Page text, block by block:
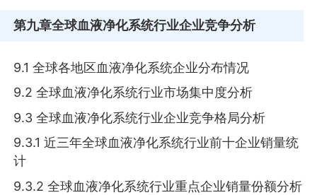
第九章全球血液净化系统行业企业竞争分析
9.1 全球各地区血液净化系统企业分布情况
9.2 全球血液净化系统行业市场集中度分析
9.3 全球血液净化系统行业企业竞争格局分析
9.3.1 近三年全球血液净化系统行业前十企业销量统
计
9.3.2 全球血液净化系统行业重点企业销量份额分析